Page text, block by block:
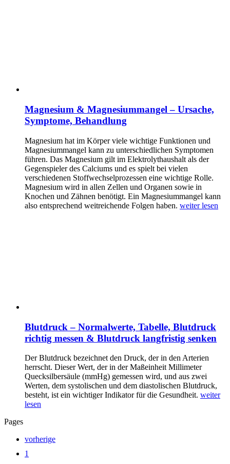
Magnesium & Magnesiummangel – Ursache,
Symptome, Behandlung
Magnesium hat im Körper viele wichtige Funktionen und
Magnesiummangel kann zu unterschiedlichen Symptomen
führen. Das Magnesium gilt im Elektrolythaushalt als der
Gegenspieler des Calciums und es spielt bei vielen
verschiedenen Stoffwechselprozessen eine wichtige Rolle.
Magnesium wird in allen Zellen und Organen sowie in
Knochen und Zähnen benötigt. Ein Magnesiummangel kann
also entsprechend weitreichende Folgen haben. weiter lesen
Blutdruck – Normalwerte, Tabelle, Blutdruck
richtig messen & Blutdruck langfristig senken
Der Blutdruck bezeichnet den Druck, der in den Arterien
herrscht. Dieser Wert, der in der Maßeinheit Millimeter
Quecksilbersäule (mmHg) gemessen wird, und aus zwei
Werten, dem systolischen und dem diastolischen Blutdruck,
besteht, ist ein wichtiger Indikator für die Gesundheit. weiter
lesen
Pages
vorherige
1